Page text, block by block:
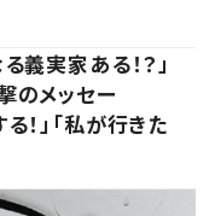
義実家ある！？」
のメッセー
！」「私が行きた